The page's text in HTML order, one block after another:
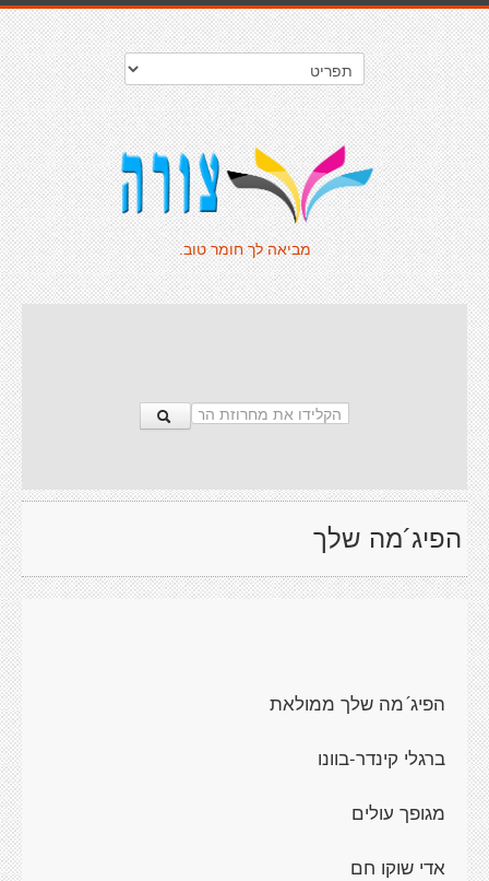
מביאה לך חומר טוב.
הפיג´מה שלך
הפיג´מה שלך ממולאת
ברגלי קינדר-בוונו
מגופך עולים
אדי שוקו חם